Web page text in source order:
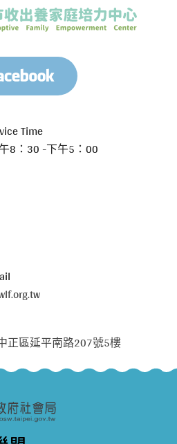
Time
8：30 -下午5：00
正區延平南路207號5樓